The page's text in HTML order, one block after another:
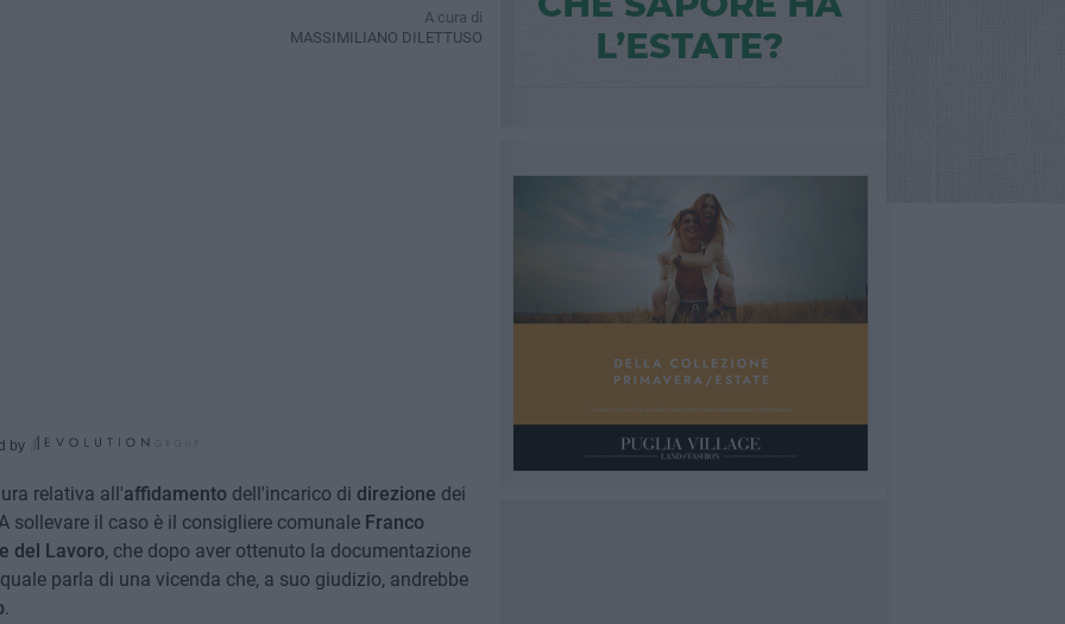
A cura di
MASSIMILIANO DILETTUSO
by
relativa all'affidamentodell'incarico di direzione dei
sollevare il caso è il consigliere comunale Franco
del Lavoro, che dopo aver ottenuto la documentazione
parla di una vicenda che, a suo giudizio, andrebbe
.